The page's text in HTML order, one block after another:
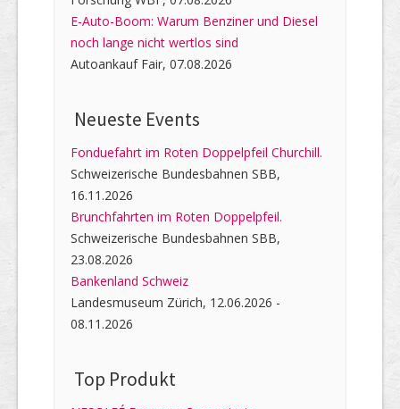
E-Auto-Boom: Warum Benziner und Diesel
noch lange nicht wertlos sind
Autoankauf Fair, 07.08.2026
Neueste Events
Fonduefahrt im Roten Doppelpfeil Churchill.
Schweizerische Bundesbahnen SBB,
16.11.2026
Brunchfahrten im Roten Doppelpfeil.
Schweizerische Bundesbahnen SBB,
23.08.2026
Bankenland Schweiz
Landesmuseum Zürich, 12.06.2026 -
08.11.2026
Top Produkt